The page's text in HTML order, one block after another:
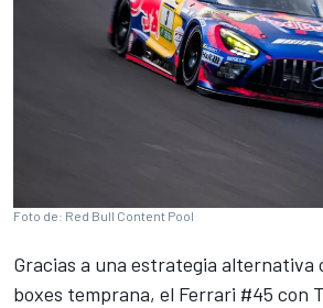
Foto de: Red Bull Content Pool
Gracias a una estrategia alternativa
boxes temprana, el Ferrari #45 con